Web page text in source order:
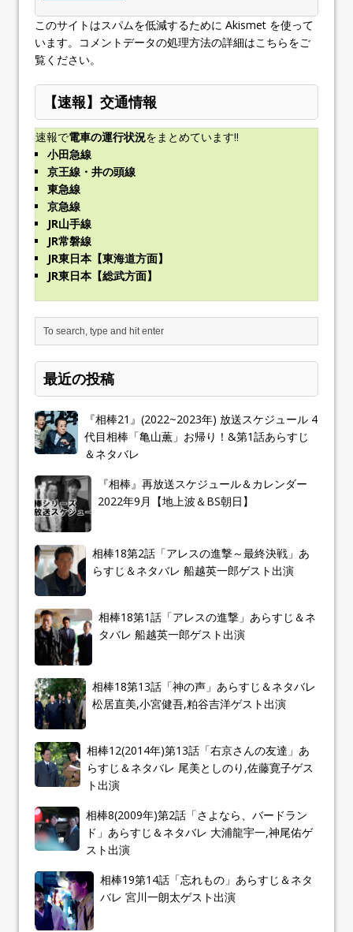
このサイトはスパムを低減するために Akismet を使って
います。 コメントデータの処理方法の詳細はこちらをご
覧ください。
【速報】交通情報
速報で電車の運行状況をまとめています!!
小田急線
京王線・井の頭線
東急線
京急線
JR山手線
JR常磐線
JR東日本【東海道方面】
JR東日本【総武方面】
最近の投稿
『相棒21』(2022~2023年) 放送スケジュール 4
代目相棒「亀山薫」お帰り！&第1話あらすじ
＆ネタバレ
『相棒』再放送スケジュール＆カレンダー
2022年9月【地上波＆BS朝日】
相棒18第2話「アレスの進撃～最終決戦」あ
らすじ＆ネタバレ 船越英一郎ゲスト出演
相棒18第1話「アレスの進撃」あらすじ＆ネ
タバレ 船越英一郎ゲスト出演
相棒18第13話「神の声」あらすじ＆ネタバレ
松居直美,小宮健吾,粕谷吉洋ゲスト出演
相棒12(2014年)第13話「右京さんの友達」あ
らすじ＆ネタバレ 尾美としのり,佐藤寛子ゲス
ト出演
相棒8(2009年)第2話「さよなら、バードラン
ド」あらすじ＆ネタバレ 大浦龍宇一,神尾佑ゲ
スト出演
相棒19第14話「忘れもの」あらすじ＆ネタ
バレ 宮川一朗太ゲスト出演